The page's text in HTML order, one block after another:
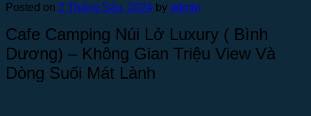
Posted on 2 Tháng Sáu, 2024 by admin
Cafe Camping Núi Lở Luxury ( Bình
Dương) – Không Gian Triệu View Và
Dòng Suối Mát Lành